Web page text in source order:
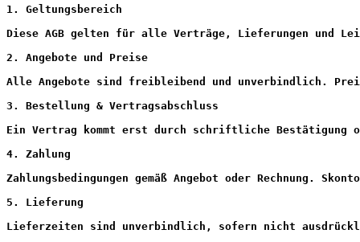
1. Geltungsbereich
Diese AGB gelten für alle Verträge, Lieferungen und
2. Angebote und Preise
Alle Angebote sind freibleibend und unverbindlich.
3. Bestellung & Vertragsabschluss
Ein Vertrag kommt erst durch schriftliche Bestätigung
4. Zahlung
Zahlungsbedingungen gemäß Angebot oder Rechnung.
5. Lieferung
Lieferzeiten sind unverbindlich, sofern nicht